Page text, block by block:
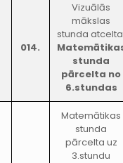
014.
Vizuālās
mākslas
stunda
stunda
pārcelta no
6.stundas
Matemātikas
stunda
pārcelta uz
3.stundu